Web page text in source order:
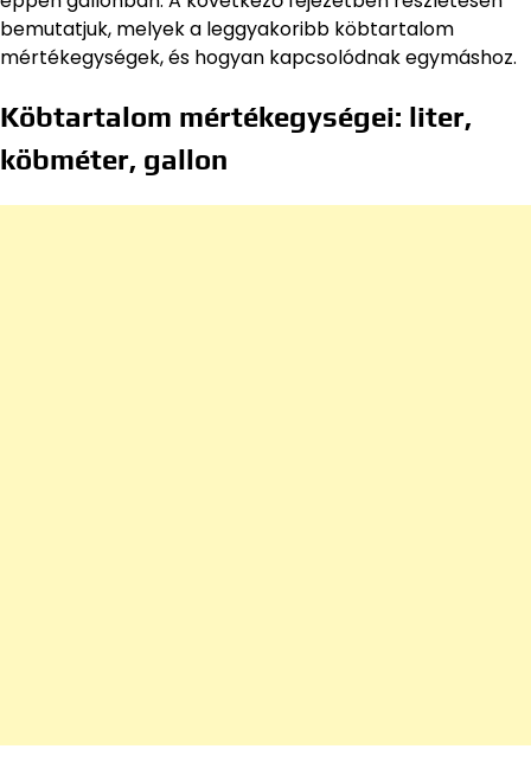
bemutatjuk, melyek a leggyakoribb köbtartalom
mértékegységek, és hogyan kapcsolódnak egymáshoz.
Köbtartalom mértékegységei: liter,
köbméter, gallon